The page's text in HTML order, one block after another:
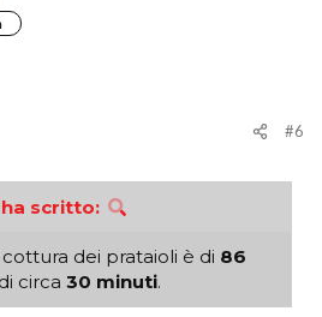
#6
scritto:
dei prataioli è di 86
circa 30 minuti.